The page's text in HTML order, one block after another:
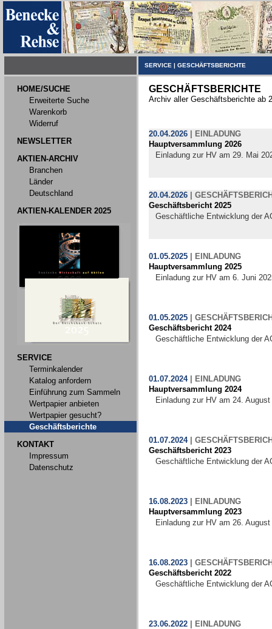
SERVICE | GESCHÄFTSBERICHTE
HOME/SUCHE
Erweiterte Suche
Warenkorb
Widerruf
NEWSLETTER
AKTIEN-ARCHIV
Branchen
Länder
Deutschland
AKTIEN-KALENDER 2025
SERVICE
Terminkalender
Katalog anfordern
Einführung zum Sammeln
Wertpapier anbieten
Wertpapier gesucht?
Geschäftsberichte
KONTAKT
Impressum
Datenschutz
GESCHÄFTSBERICHTE
Archiv aller Geschäftsberichte ab
20.04.2026|
EINLADUNG
Hauptversammlung 2026
Einladung zur HV am 29. Mai
20.04.2026|
Geschäftsbericht 2025
Geschäftliche Entwicklung der
01.05.2025|
EINLADUNG
Hauptversammlung 2025
Einladung zur HV am 6. Juni
01.05.2025|
Geschäftsbericht 2024
Geschäftliche Entwicklung der
01.07.2024|
EINLADUNG
Hauptversammlung 2024
Einladung zur HV am 24. August
01.07.2024|
Geschäftsbericht 2023
Geschäftliche Entwicklung der
16.08.2023|
EINLADUNG
Hauptversammlung 2023
Einladung zur HV am 26. August
16.08.2023|
Geschäftsbericht 2022
Geschäftliche Entwicklung der
23.06.2022|
EINLADUNG